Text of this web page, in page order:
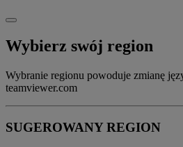
Wybierz swój region
Wybranie regionu powoduje zmianę
teamviewer.com
SUGEROWANY REGION